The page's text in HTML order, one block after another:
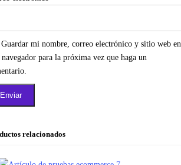
Guardar mi nombre, correo electrónico y sitio web en
navegador para la próxima vez que haga un
relacionados